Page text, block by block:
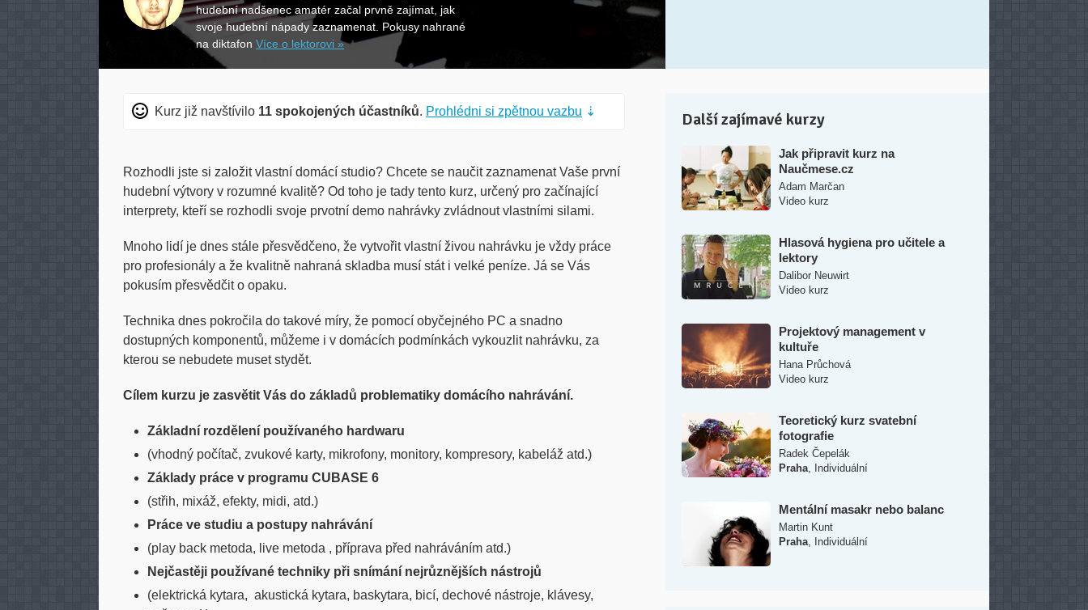
hudební nadšenec amatér začal prvně zajímat, jak
svoje hudební nápady zaznamenat. Pokusy nahrané
na diktafon Více o lektorovi »
Kurz již navštívilo 11 spokojených účastníků. Prohlédni si zpětnou vazbu ⇣
Rozhodli jste si založit vlastní domácí studio? Chcete se naučit zaznamenat Vaše první
hudební výtvory v rozumné kvalitě? Od toho je tady tento kurz, určený pro začínající
interprety, kteří se rozhodli svoje prvotní demo nahrávky zvládnout vlastními silami.
Mnoho lidí je dnes stále přesvědčeno, že vytvořit vlastní živou nahrávku je vždy práce
pro profesionály a že kvalitně nahraná skladba musí stát i velké peníze. Já se Vás
pokusím přesvědčit o opaku.
Technika dnes pokročila do takové míry, že pomocí obyčejného PC a snadno
dostupných komponentů, můžeme i v domácích podmínkách vykouzlit nahrávku, za
kterou se nebudete muset stydět.
Cílem kurzu je zasvětit Vás do základů problematiky domácího nahrávání.
Základní rozdělení používaného hardwaru
(vhodný počítač, zvukové karty, mikrofony, monitory, kompresory, kabeláž atd.)
Základy práce v programu CUBASE 6
(střih, mixáž, efekty, midi, atd.)
Práce ve studiu a postupy nahrávání
(play back metoda, live metoda , příprava před nahráváním atd.)
Nejčastěji používané techniky při snímání nejrůznějších nástrojů
(elektrická kytara, akustická kytara, baskytara, bicí, dechové nástroje, klávesy,
Další zajímavé kurzy
Jak připravit kurz na
Naučmese.cz
Adam Marčan
Video kurz
Hlasová hygiena pro učitele a
lektory
Dalibor Neuwirt
Video kurz
Projektový management v
kultuře
Hana Průchová
Video kurz
Teoretický kurz svatební
fotografie
Radek Čepelák
Praha
Individuální
Mentální masakr nebo balanc
Martin Kunt
Praha
Individuální